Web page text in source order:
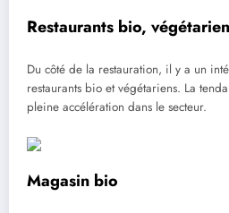
Restaurants bio,
Du côté de la restauration, il y a un
restaurants bio et végétariens. La
pleine accélération dans le secteur.
Magasin bio